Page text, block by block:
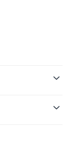
a două carlige